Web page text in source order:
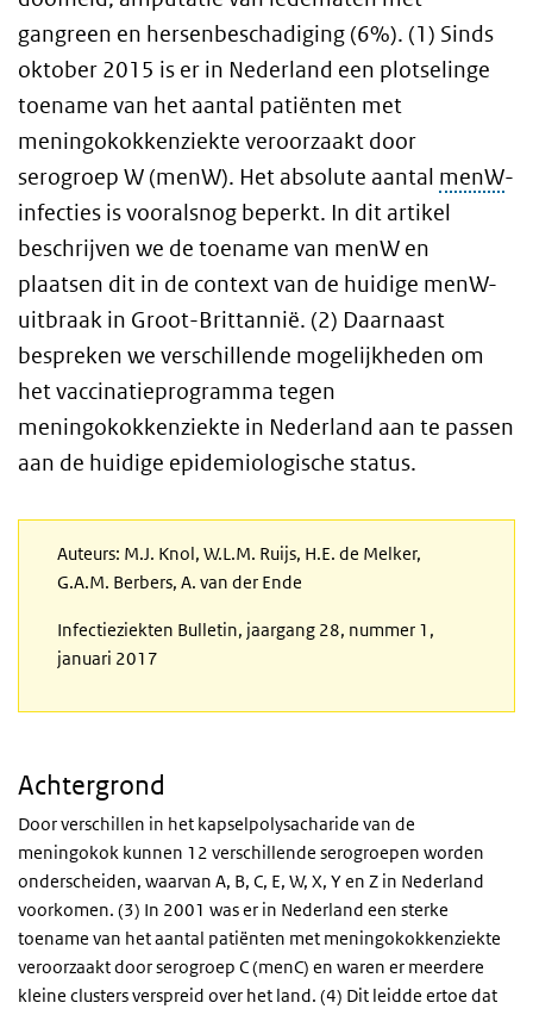
gangreen en hersenbeschadiging (6%). (1) Sinds
oktober 2015 is er in Nederland een plotselinge
toename van het aantal patiënten met
meningokokkenziekte veroorzaakt door
serogroep W (menW). Het absolute aantal menW-
infecties is vooralsnog beperkt. In dit artikel
beschrijven we de toename van menW en
plaatsen dit in de context van de huidige menW-
uitbraak in Groot-Brittannië. (2) Daarnaast
bespreken we verschillende mogelijkheden om
het vaccinatieprogramma tegen
meningokokkenziekte in Nederland aan te passen
aan de huidige epidemiologische status.
Auteurs: M.J. Knol, W.L.M. Ruijs, H.E. de Melker,
G.A.M. Berbers, A. van der Ende
Infectieziekten Bulletin, jaargang 28, nummer 1,
januari 2017
Achtergrond
Door verschillen in het kapselpolysacharide van de
meningokok kunnen 12 verschillende serogroepen worden
onderscheiden, waarvan A, B, C, E, W, X, Y en Z in Nederland
voorkomen. (3) In 2001 was er in Nederland een sterke
toename van het aantal patiënten met meningokokkenziekte
veroorzaakt door serogroep C (menC) en waren er meerdere
kleine clusters verspreid over het land. (4) Dit leidde ertoe dat